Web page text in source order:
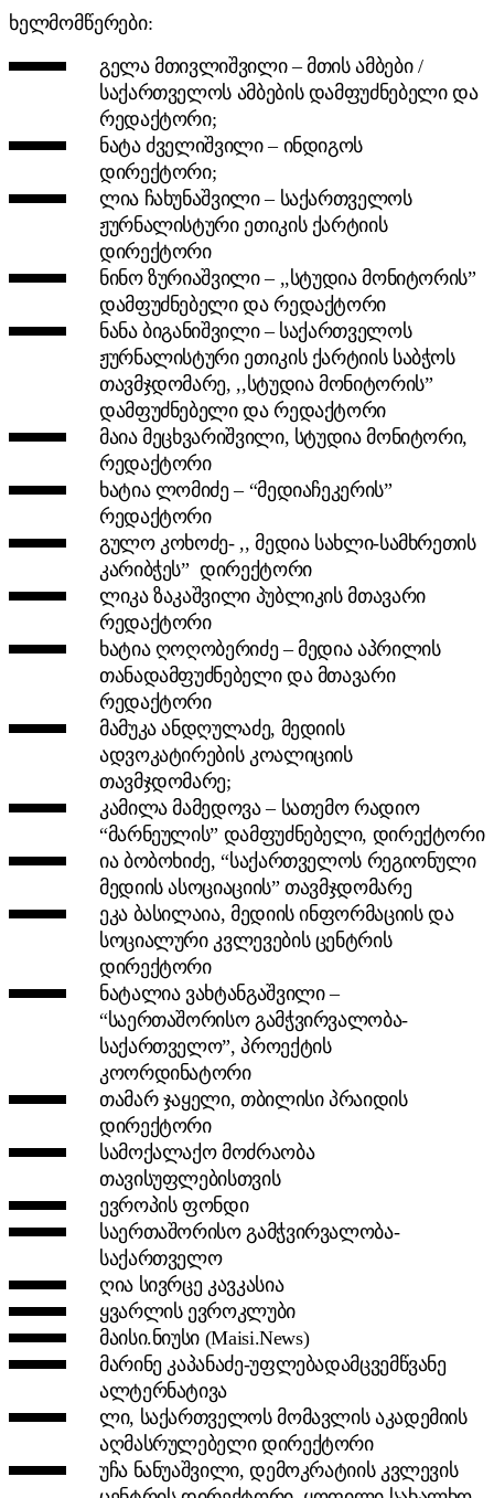
ხელმომწერები:
გელა მთივლიშვილი – მთის ამბები /
საქართველოს ამბების დამფუძნებელი და
რედაქტორი;
ნატა ძველიშვილი – ინდიგოს
დირექტორი;
ლია ჩახუნაშვილი – საქართველოს
ჟურნალისტური ეთიკის ქარტიის
დირექტორი
ნინო ზურიაშვილი – ,,სტუდია მონიტორის”
დამფუძნებელი და რედაქტორი
ნანა ბიგანიშვილი – საქართველოს
ჟურნალისტური ეთიკის ქარტიის საბჭოს
თავმჯდომარე, ,,სტუდია მონიტორის”
დამფუძნებელი და რედაქტორი
მაია მეცხვარიშვილი, სტუდია მონიტორი,
რედაქტორი
ხატია ლომიძე – “მედიაჩეკერის”
რედაქტორი
გულო კოხოძე- ,, მედია სახლი-სამხრეთის
კარიბჭეს” დირექტორი
ლიკა ზაკაშვილი პუბლიკის მთავარი
რედაქტორი
ხატია ღოღობერიძე – მედია აპრილის
თანადამფუძნებელი და მთავარი
რედაქტორი
მამუკა ანდღულაძე, მედიის
ადვოკატირების კოალიციის
თავმჯდომარე;
კამილა მამედოვა – სათემო რადიო
“მარნეულის” დამფუძნებელი, დირექტორი
ია ბობოხიძე, “საქართველოს რეგიონული
მედიის ასოციაციის” თავმჯდომარე
ეკა ბასილაია, მედიის ინფორმაციის და
სოციალური კვლევების ცენტრის
დირექტორი
ნატალია ვახტანგაშვილი –
“საერთაშორისო გამჭვირვალობა-
საქართველო”, პროექტის
კოორდინატორი
თამარ ჯაყელი, თბილისი პრაიდის
დირექტორი
სამოქალაქო მოძრაობა
თავისუფლებისთვის
ევროპის ფონდი
საერთაშორისო გამჭვირვალობა-
საქართველო
ღია სივრცე კავკასია
ყვარლის ევროკლუბი
მაისი.ნიუსი (Maisi.News)
მარინე კაპანაძე-უფლებადამცვემწვანე
ალტერნატივა
ლი, საქართველოს მომავლის აკადემიის
აღმასრულებელი დირექტორი
უჩა ნანუაშვილი, დემოკრატიის კვლევის